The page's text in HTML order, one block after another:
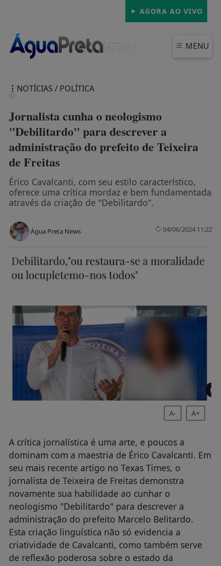
AGORA AO VIVO
MENU
FECHAR
NOTÍCIAS / POLÍTICA
Jornalista cunha o neologismo
"Debilitardo" para descrever a
administração do prefeito de Teixeira
de Freitas
Érico Cavalcanti, com seu estilo característico,
oferece uma crítica mordaz e bem fundamentada
através da criação de "Debilitardo".
Água Preta News 04/06/2024 11:22
A- A+
A crítica jornalística é uma arte, e poucos a
dominam com a maestria de Érico Cavalcanti. Em
seu mais recente artigo no Texas Times, o
jornalista de Teixeira de Freitas demonstra
novamente sua habilidade ao cunhar o
neologismo "Debilitardo" para descrever a
administração do prefeito Marcelo Belitardo.
Esta criação linguística não só evidencia a
criatividade de Cavalcanti, como também serve
de reflexão poderosa sobre o estado da